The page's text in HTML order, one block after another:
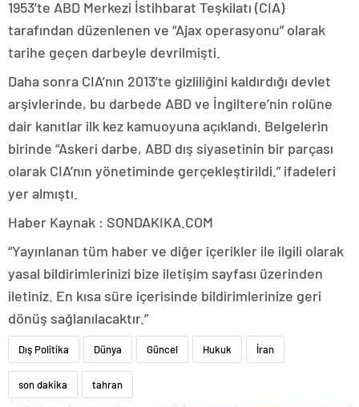
1953’te ABD Merkezi İstihbarat Teşkilatı (CIA)
tarafından düzenlenen ve “Ajax operasyonu” olarak
tarihe geçen darbeyle devrilmişti.
Daha sonra CIA’nın 2013’te gizliliğini kaldırdığı devlet
arşivlerinde, bu darbede ABD ve İngiltere’nin rolüne
dair kanıtlar ilk kez kamuoyuna açıklandı. Belgelerin
birinde “Askeri darbe, ABD dış siyasetinin bir parçası
olarak CIA’nın yönetiminde gerçekleştirildi.” ifadeleri
yer almıştı.
Haber Kaynak : SONDAKIKA.COM
“Yayınlanan tüm haber ve diğer içerikler ile ilgili olarak
yasal bildirimlerinizi bize iletişim sayfası üzerinden
iletiniz. En kısa süre içerisinde bildirimlerinize geri
dönüş sağlanılacaktır.”
Dış Politika Dünya Güncel Hukuk İran
son dakika tahran